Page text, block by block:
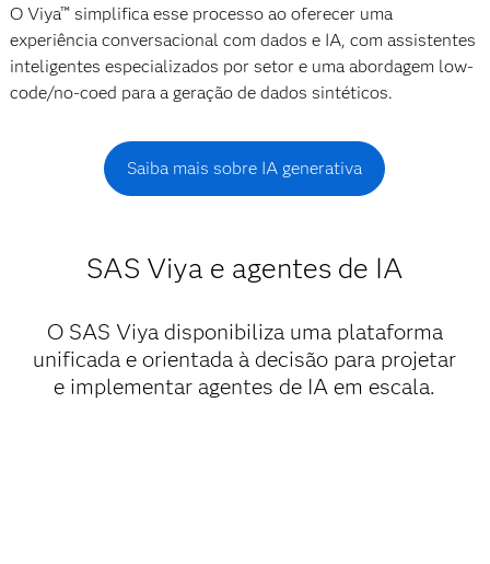
O Viya™ simplifica esse processo ao oferecer uma
experiência conversacional com dados e IA, com assistentes
inteligentes especializados por setor e uma abordagem low-
code/no-coed para a geração de dados sintéticos.
Saiba mais sobre IA generativa
SAS Viya e agentes de IA
O SAS Viya disponibiliza uma plataforma
unificada e orientada à decisão para projetar
e implementar agentes de IA em escala.